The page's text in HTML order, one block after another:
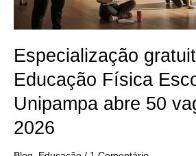
Especialização
Educação Física
Unipampa abre 50
2026
50
vagas
2026